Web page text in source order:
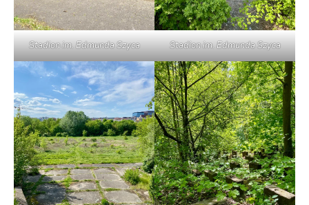
Stadion im. Edmunda Szyca Stadion im. Edmunda Szyca